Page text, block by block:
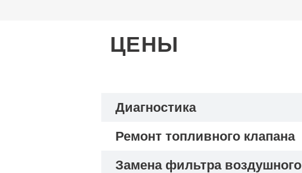
ЦЕНЫ
Диагностика
Ремонт топливного клапана
Замена фильтра воздушного